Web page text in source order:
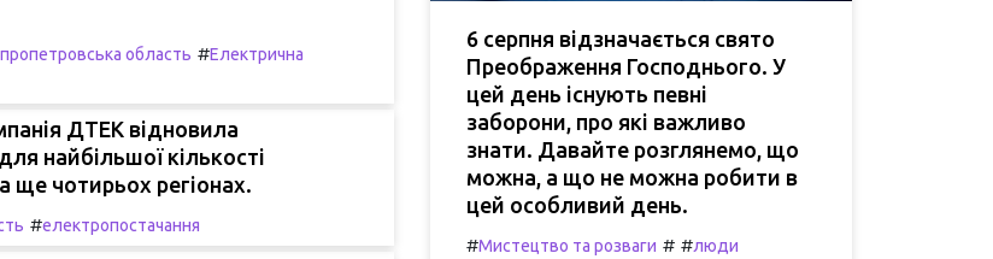
область #Електрична
ДТЕК відновила
найбільшої кількості
ще чотирьох регіонах.
#електропостачання
6 серпня відзначається свято
Преображення Господнього. У
цей день існують певні
заборони, про які важливо
знати. Давайте розглянемо, що
можна, а що не можна робити в
цей особливий день.
#Мистецтво та розваги # #люди